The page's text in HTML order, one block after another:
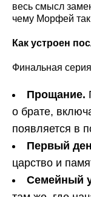
весь смысл
чему Морфей
Как устроен
Финальная
Прощание.
о брате,
появляется в
Первый
царство и
Семейный